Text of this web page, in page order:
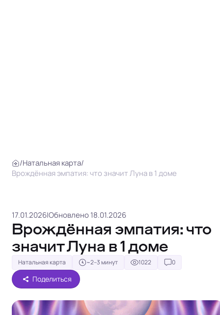
/Натальная карта/
Врождённая эмпатия: что значит Луна в 1 доме
17.01.2026|Обновлено 18.01.2026
Врождённая эмпатия: что
значит Луна в 1 доме
Натальная карта ~2–3 минут 1022 0
Поделиться